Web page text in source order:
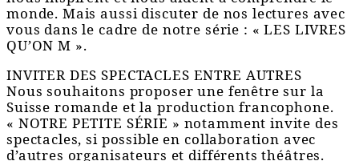
monde. Mais aussi discuter de nos lectures avec
vous dans le cadre de notre série : « LES LIVRES
QU’ON M ».
INVITER DES SPECTACLES ENTRE AUTRES
Nous souhaitons proposer une fenêtre sur la
Suisse romande et la production francophone.
« NOTRE PETITE SÉRIE » notamment invite des
spectacles, si possible en collaboration avec
d’autres organisateurs et différents théâtres.